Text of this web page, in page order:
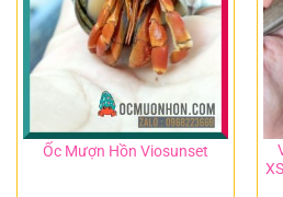
Ốc Mượn Hồn Viosunset